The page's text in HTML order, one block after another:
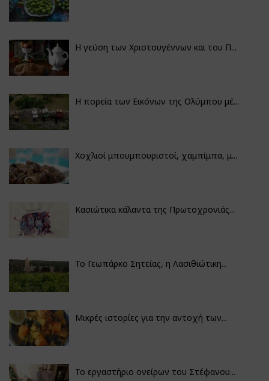
Η γεύση των Χριστουγέννων και του Π...
Η πορεία των Εικόνων της Ολύμπου μέ...
Χοχλιοί μπουμπουριστοί, χαμπίμπα, μ...
Κασιώτικα κάλαντα της Πρωτοχρονιάς...
Το Γεωπάρκο Σητείας, η Λασιθιώτικη...
Μικρές ιστορίες για την αντοχή των...
Το εργαστήριο ονείρων του Στέφανου...